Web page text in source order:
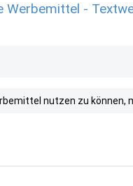
Werbemittel -
nutzen zu können,